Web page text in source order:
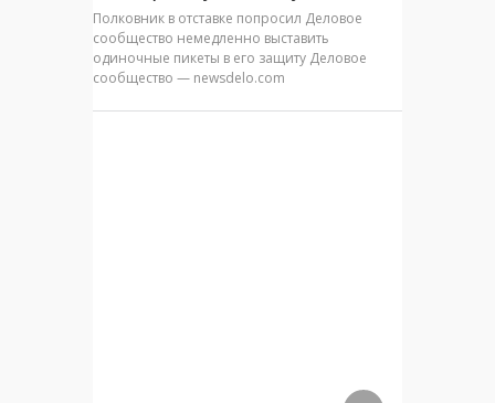
Полковник в отставке попросил Деловое
сообщество немедленно выставить
одиночные пикеты в его защиту Деловое
сообщество — newsdelo.com